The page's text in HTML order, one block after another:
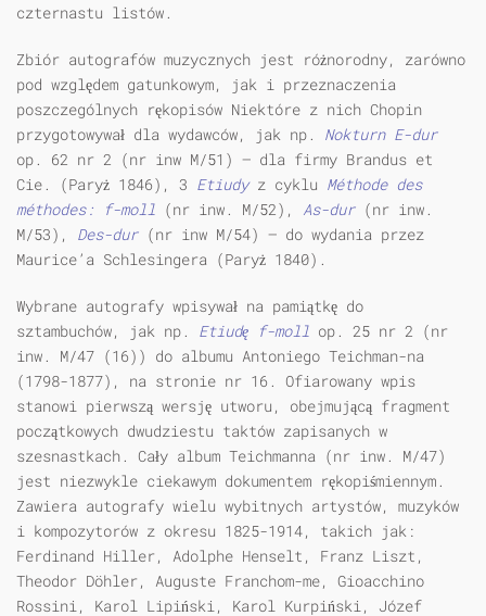
czternastu listów.
Zbiór autografów muzycznych jest różnorodny, zarówno
pod względem gatunkowym, jak i przeznaczenia
poszczególnych rękopisów Niektóre z nich Chopin
przygotowywał dla wydawców, jak np. Nokturn E-dur
op. 62 nr 2 (nr inw M/51) — dla firmy Brandus et
Cie. (Paryż 1846), 3 Etiudyz cyklu Méthode des
méthodes: f-moll (nr inw. M/52), As-dur(nr inw.
M/53), Des-dur(nr inw M/54) — do wydania przez
Maurice’a Schlesingera (Paryż 1840).
Wybrane autografy wpisywał na pamiątkę do
sztambuchów, jak np. Etiudę f-moll op. 25 nr 2 (nr
inw. M/47 (16)) do albumu Antoniego Teichman-na
(1798-1877), na stronie nr 16. Ofiarowany wpis
stanowi pierwszą wersję utworu, obejmującą fragment
początkowych dwudziestu taktów zapisanych w
szesnastkach. Cały album Teichmanna (nr inw. M/47)
jest niezwykle ciekawym dokumentem rękopiśmiennym.
Zawiera autografy wielu wybitnych artystów, muzyków
i kompozytorów z okresu 1825-1914, takich jak:
Ferdinand Hiller, Adolphe Henselt, Franz Liszt,
Theodor Döhler, Auguste Franchom-me, Gioacchino
Rossini, Karol Lipiński, Karol Kurpiński, Józef